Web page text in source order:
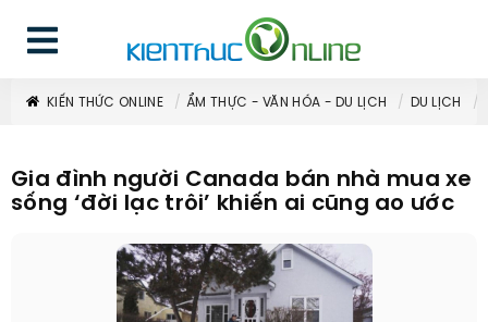
KIẾN THỨC ONLINE ẨM THỰC - VĂN HÓA - DU LỊCH DU LỊCH
Gia đình người Canada bán nhà mua xe
sống ‘đời lạc trôi’ khiến ai cũng ao ước